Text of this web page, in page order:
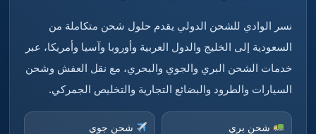
نسر الوادي للشحن الدولي يقدم حلول شحن متكاملة من
السعودية إلى الخليج والدول العربية وأوروبا وآسيا وأمريكا، عبر
خدمات الشحن البري والجوي والبحري، مع نقل العفش وشحن
السيارات والطرود والبضائع التجارية والتخليص الجمركي.
شحن بري شحن جوي